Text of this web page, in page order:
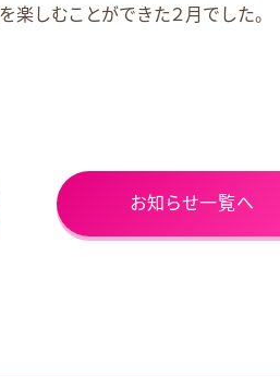
楽しむことができた２月でした。
お知らせ一覧へ